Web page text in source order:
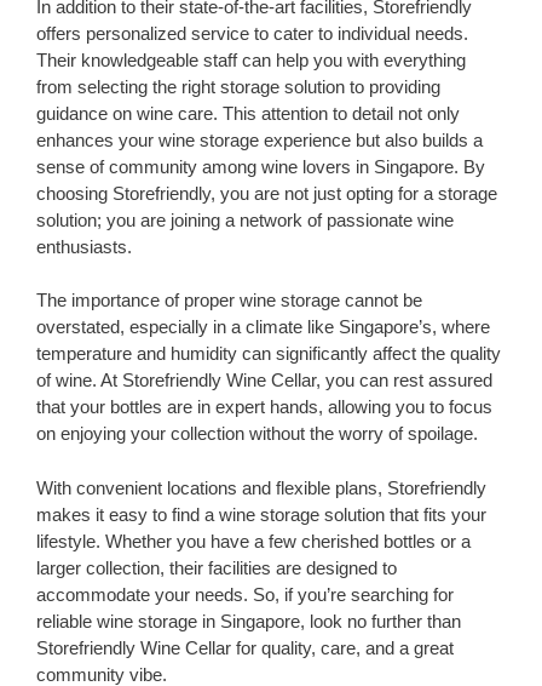
In addition to their state-of-the-art facilities, Storefriendly
offers personalized service to cater to individual needs.
Their knowledgeable staff can help you with everything
from selecting the right storage solution to providing
guidance on wine care. This attention to detail not only
enhances your wine storage experience but also builds a
sense of community among wine lovers in Singapore. By
choosing Storefriendly, you are not just opting for a storage
solution; you are joining a network of passionate wine
enthusiasts.
The importance of proper wine storage cannot be
overstated, especially in a climate like Singapore’s, where
temperature and humidity can significantly affect the quality
of wine. At Storefriendly Wine Cellar, you can rest assured
that your bottles are in expert hands, allowing you to focus
on enjoying your collection without the worry of spoilage.
With convenient locations and flexible plans, Storefriendly
makes it easy to find a wine storage solution that fits your
lifestyle. Whether you have a few cherished bottles or a
larger collection, their facilities are designed to
accommodate your needs. So, if you’re searching for
reliable wine storage in Singapore, look no further than
Storefriendly Wine Cellar for quality, care, and a great
community vibe.